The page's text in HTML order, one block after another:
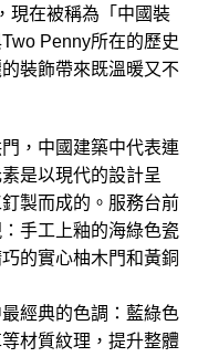
現在被稱為「中國裝
Penny所在的歷史
裝飾帶來既溫暖又不
，中國建築中代表連
是以現代的設計呈
製而成的。服務台前
手工上釉的海綠色瓷
的實心柚木門和黃銅
經典的色調：藍綠色
材質紋理，提升整體